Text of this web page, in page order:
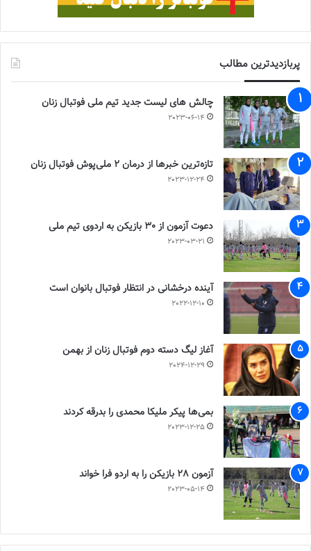
پربازدیدترین مطالب
چالش هاى ليست جدید تيم ملى فوتبال زنان
2023-06-14
تازه‌ترین خبرها از درمان ۲ ملی‌پوش فوتبال زنان
2023-12-24
دعوت آزمون از 30 بازیکن به اردوی تیم ملی
2023-03-21
آینده درخشانی در انتظار فوتبال بانوان است
2022-12-10
آغاز لیگ دسته دوم فوتبال زنان از بهمن
2024-12-29
بمی‌ها پیکر ملیکا محمدی را بدرقه کردند
2023-12-25
آزمون 28 بازیکن را به اردو فرا خواند
2023-05-14